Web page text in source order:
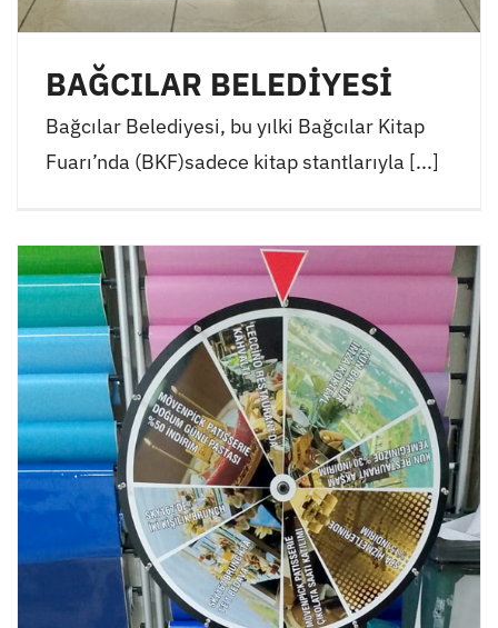
BAĞCILAR BELEDİYESİ
Bağcılar Belediyesi, bu yılki Bağcılar Kitap
Fuarı’nda (BKF)sadece kitap stantlarıyla [...]